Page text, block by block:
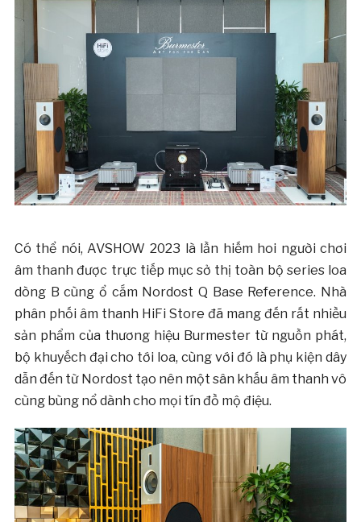
Có thể nói, AVSHOW 2023 là lần hiếm hoi người chơi
âm thanh được trực tiếp mục sở thị toàn bộ series loa
dòng B cùng ổ cắm Nordost Q Base Reference. Nhà
phân phối âm thanh HiFi Store đã mang đến rất nhiều
sản phẩm của thương hiệu Burmester từ nguồn phát,
bộ khuyếch đại cho tới loa, cùng với đó là phụ kiện dây
dẫn đến từ Nordost tạo nên một sân khấu âm thanh vô
cùng bùng nổ dành cho mọi tín đồ mộ điệu.